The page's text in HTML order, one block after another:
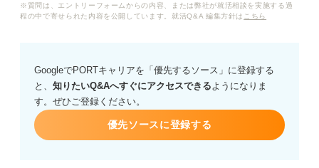
※質問は、エントリーフォームからの内容、または弊社が就活相談を実施する過
程の中で寄せられた内容を公開しています。就活Q&A 編集方針は こちら
GoogleでPORTキャリアを「優先するソース」に登録する
と、 知りたいQ&Aへすぐにアクセスできるようになりま
す。ぜひご登録ください。
優先ソースに登録する